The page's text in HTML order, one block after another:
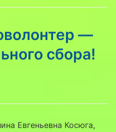
—
сбора!
Евгеньевна Косюга,